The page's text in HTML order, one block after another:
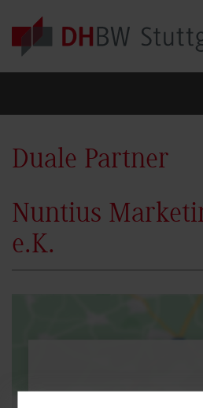
Skip to main content
Duale Partner
Nuntius
e.K.